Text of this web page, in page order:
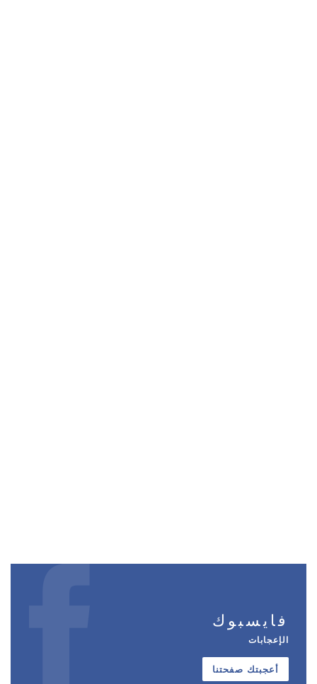
فايسبوك
الإعجابات
أعجبتك صفحتنا